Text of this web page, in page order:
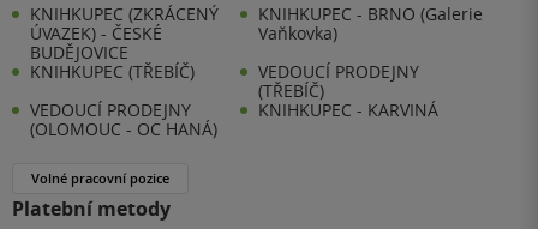
KNIHKUPEC (ZKRÁCENÝ
ÚVAZEK) - ČESKÉ
BUDĚJOVICE
KNIHKUPEC - BRNO (Galerie
Vaňkovka)
KNIHKUPEC (TŘEBÍČ)
VEDOUCÍ PRODEJNY
(TŘEBÍČ)
VEDOUCÍ PRODEJNY
(OLOMOUC - OC HANÁ)
KNIHKUPEC - KARVINÁ
Volné pracovní pozice
Platební metody